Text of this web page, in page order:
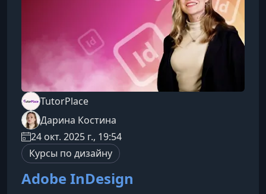
TutorPlace
Дарина Костина
24 окт. 2025 г., 19:54
Курсы по дизайну
Adobe InDesign